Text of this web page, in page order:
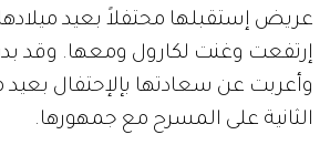
عريض إستقبلها محتفلاً بعيد
إرتفعت وغنت لكارول ومعها. وقد
وأعربت عن سعادتها بإلإحتفال بعيد
الثانية على المسرح مع جمهورها.